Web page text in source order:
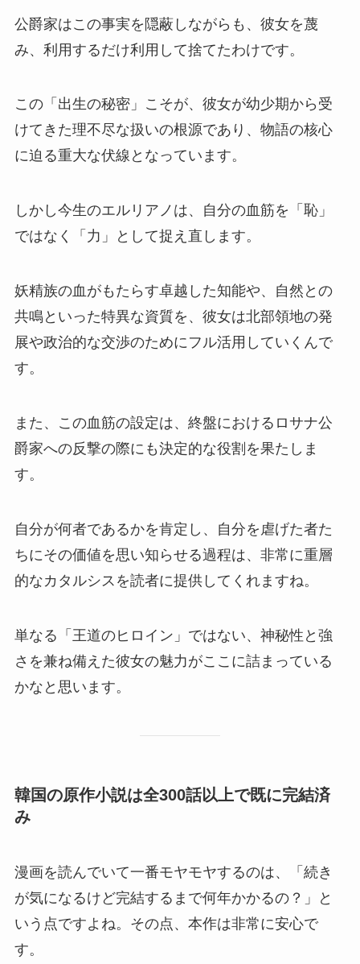
公爵家はこの事実を隠蔽しながらも、彼女を蔑
み、利用するだけ利用して捨てたわけです。
この「出生の秘密」こそが、彼女が幼少期から受
けてきた理不尽な扱いの根源であり、物語の核心
に迫る重大な伏線となっています。
しかし今生のエルリアノは、自分の血筋を「恥」
ではなく「力」として捉え直します。
妖精族の血がもたらす卓越した知能や、自然との
共鳴といった特異な資質を、彼女は北部領地の発
展や政治的な交渉のためにフル活用していくんで
す。
また、この血筋の設定は、終盤におけるロサナ公
爵家への反撃の際にも決定的な役割を果たしま
す。
自分が何者であるかを肯定し、自分を虐げた者た
ちにその価値を思い知らせる過程は、非常に重層
的なカタルシスを読者に提供してくれますね。
単なる「王道のヒロイン」ではない、神秘性と強
さを兼ね備えた彼女の魅力がここに詰まっている
かなと思います。
韓国の原作小説は全300話以上で既に完結済
み
漫画を読んでいて一番モヤモヤするのは、「続き
が気になるけど完結するまで何年かかるの？」と
いう点ですよね。その点、本作は非常に安心で
す。